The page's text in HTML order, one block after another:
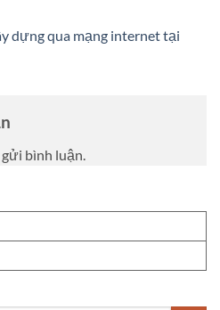
dựng qua mạng internet tại
bình luận.